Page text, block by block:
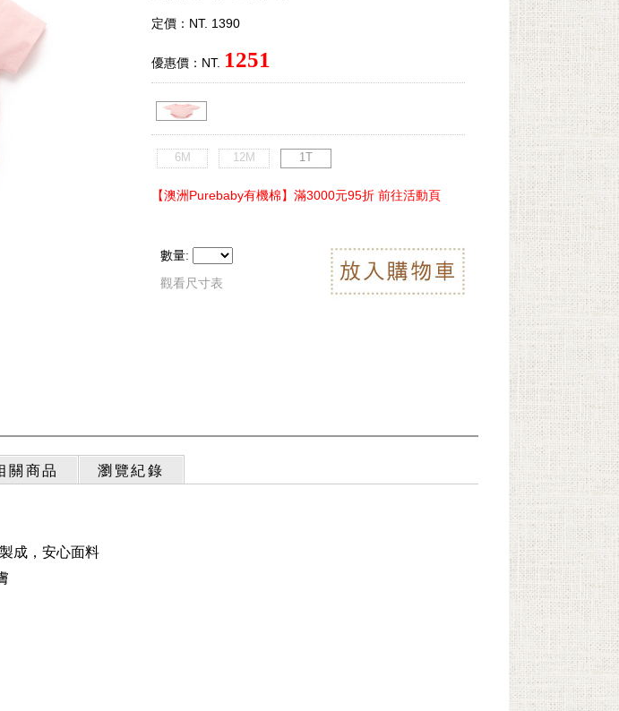
定價：NT. 1390
優惠價：NT. 1251
6M 12M 1T
【澳洲Purebaby有機棉】滿3000元95折 前往活動頁
數量:
觀看尺寸表
關商品 瀏覽紀錄
成，安心面料